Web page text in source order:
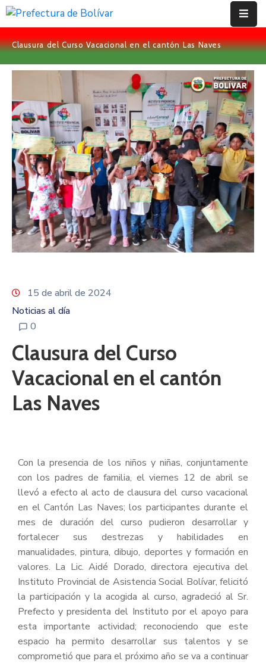
Inicio
Bolívar
Proyectos
Rendición
De
Cuentas
Transparencia
Contácto
Clausura del Curso Vacacional en el cantón Las Naves
15 de abril de 2024
Noticias al día
0
Clausura del Curso
Vacacional en el cantón
Las Naves
Con la presencia de los niños y niñas, conjuntamente
con los padres de familia, el viernes 12 de abril se
llevó a efecto al acto de clausura del curso vacacional
en el Cantón Las Naves; los participantes durante el
mes de duración del curso pudieron desarrollar y
fortalecer sus destrezas y habilidades en
manualidades, pintura, dibujo, deportes y formación en
valores. La Lic. Aidé Dorado, directora ejecutiva del
Instituto Provincial de Asistencia Social Bolívar, felicitó
la participación y la acogida al curso, agradeció al Sr.
Prefecto y presidenta del Instituto por el apoyo para
esta importante actividad; reconociendo que este
espacio ha permito desarrollar sus talentos y se
comprometió que para el próximo año se va a continuar